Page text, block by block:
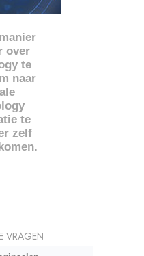
over
te
naar
te
zelf
VRAGEN